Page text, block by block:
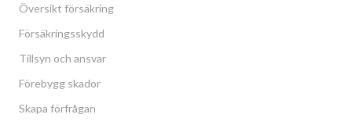
Översikt försäkring
Försäkringsskydd
Tillsyn och ansvar
Förebygg skador
Skapa förfrågan